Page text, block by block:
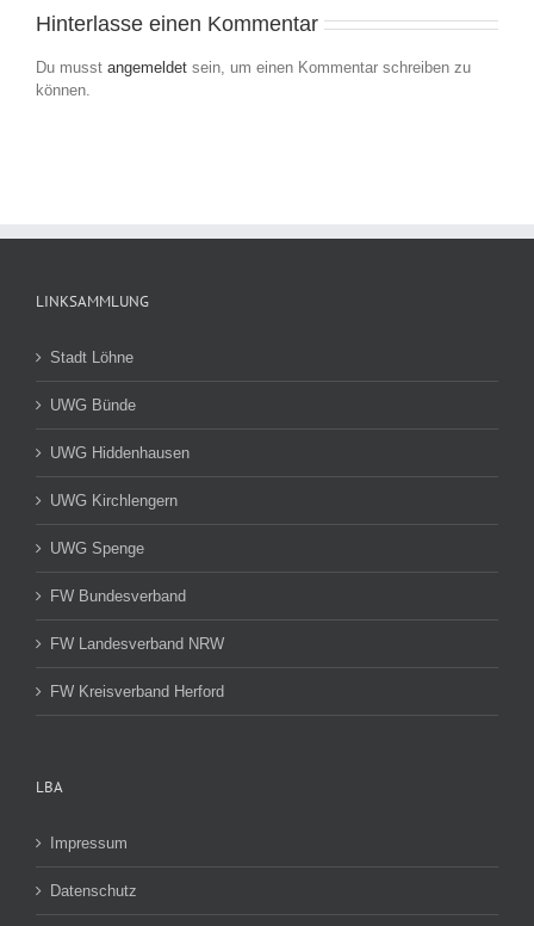
Hinterlasse einen Kommentar
Du musst angemeldet sein, um einen Kommentar schreiben zu
können.
LINKSAMMLUNG
Stadt Löhne
UWG Bünde
UWG Hiddenhausen
UWG Kirchlengern
UWG Spenge
FW Bundesverband
FW Landesverband NRW
FW Kreisverband Herford
LBA
Impressum
Datenschutz